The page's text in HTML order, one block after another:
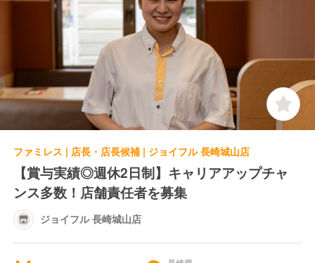
ファミレス | 店長・店長候補 | ジョイフル 長崎城山店
【賞与実績◎週休2日制】キャリアアップチャ
ンス多数！店舗責任者を募集
ジョイフル 長崎城山店